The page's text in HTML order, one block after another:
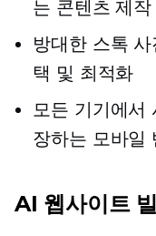
는 콘텐츠 제작
방대한 스톡
택 및 최적화
모든 기기에서
장하는 모바일
AI 웹사이트